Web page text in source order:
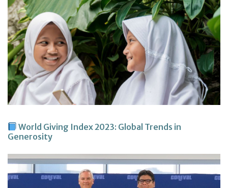
World Giving Index 2023: Global Trends in
Generosity